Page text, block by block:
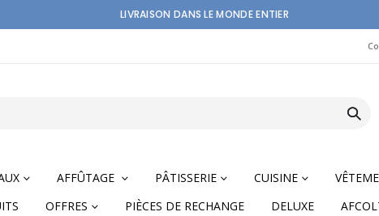
LIVRAISON DANS LE MONDE ENTIER
AFFÛTAGE PÂTISSERIE CUISINE
OFFRES PIÈCES DE RECHANGE DELUXE